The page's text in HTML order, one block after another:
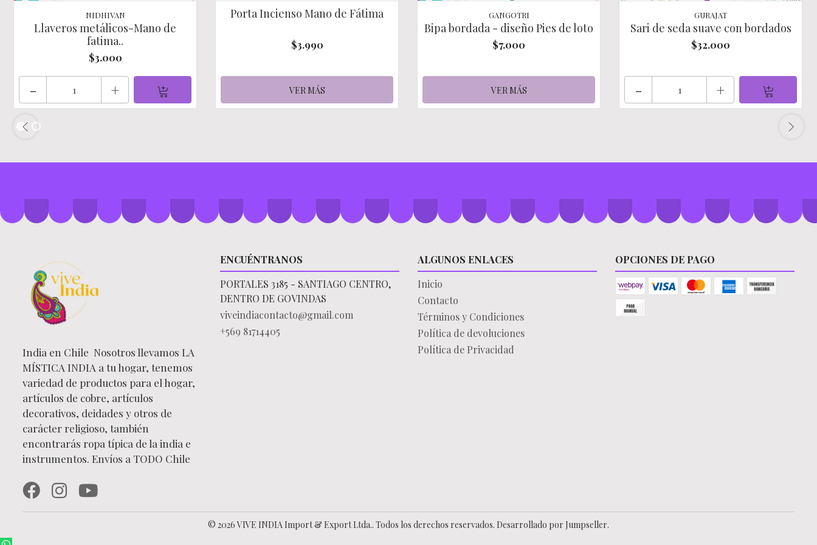
NIDHIVAN
Llaveros metálicos-Mano de
fatima..
$3.000
- +
Porta Incienso Mano de Fátima
$3.990
VER MÁS
GANGOTRI
Bipa bordada - diseño Pies de loto
$7.000
VER MÁS
GURAJAT
Sari de seda suave con bordados
$32.000
- +
India en Chile Nosotros llevamos LA
MÍSTICA INDIA a tu hogar, tenemos
variedad de productos para el hogar,
artículos de cobre, artículos
decorativos, deidades y otros de
carácter religioso, también
encontrarás ropa típica de la india e
instrumentos. Envíos a TODO Chile
ENCUÉNTRANOS
PORTALES 3185 - SANTIAGO CENTRO,
DENTRO DE GOVINDAS
viveindiacontacto@gmail.com
+569 81714405
ALGUNOS ENLACES
Inicio
Contacto
Términos y Condiciones
Política de devoluciones
Política de Privacidad
OPCIONES DE PAGO
© 2026 VIVE INDIA Import & Export Ltda.. Todos los derechos reservados. Desarrollado por Jumpseller.